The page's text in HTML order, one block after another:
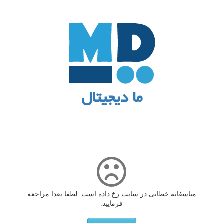
ما دیجیتال
متاسفانه خطایی در سایت رخ داده است. لطفا بعدا مراجعه
فرمایید.